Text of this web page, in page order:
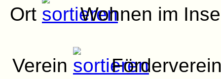
Ort
Wohnen im
Verein